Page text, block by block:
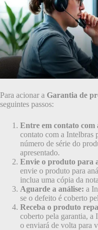
Para acionar a Garantia de
seguintes passos:
Entre em contato com
contato com a Intelbras
número de série do
apresentado.
Envie o produto para
envie o produto para
inclua uma cópia da
Aguarde a análise: a
se o defeito é coberto
Receba o produto
coberto pela garantia, a
o enviará de volta para